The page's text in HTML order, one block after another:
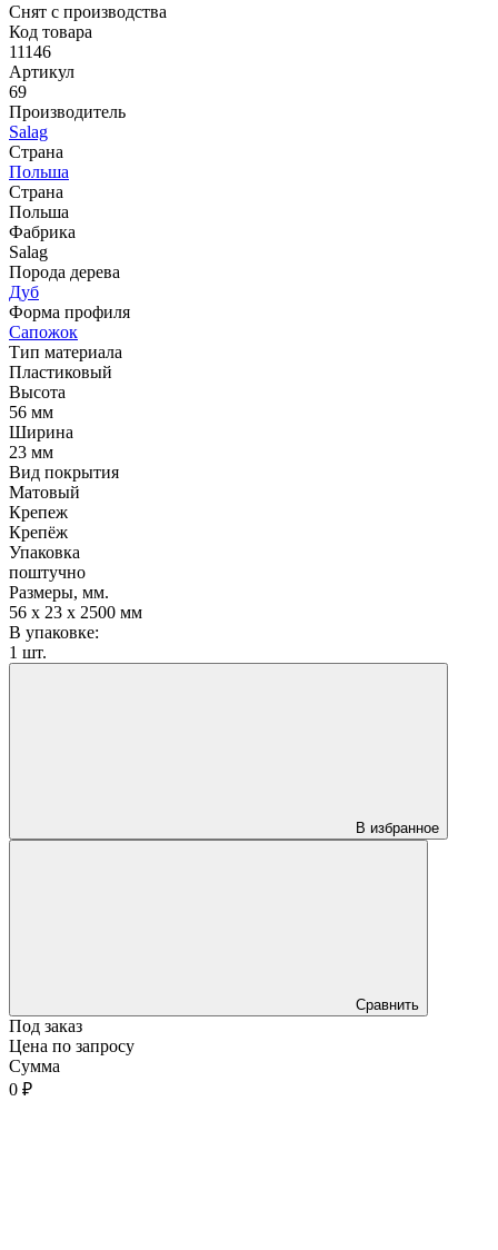
Снят с производства
Код товара
11146
Артикул
69
Производитель
Salag
Страна
Польша
Страна
Польша
Фабрика
Salag
Порода дерева
Дуб
Форма профиля
Сапожок
Тип материала
Пластиковый
Высота
56 мм
Ширина
23 мм
Вид покрытия
Матовый
Крепеж
Крепёж
Упаковка
поштучно
Размеры, мм.
56 х 23 х 2500 мм
В упаковке:
1 шт.
В избранное
Сравнить
Под заказ
Цена по запросу
Сумма
0 ₽